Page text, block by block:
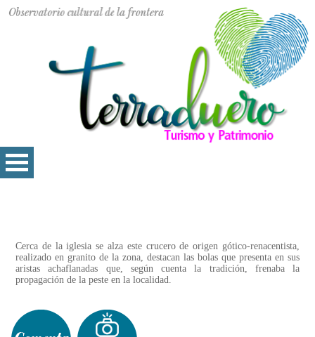
Cerca de la iglesia se alza este crucero de origen gótico-renacentista,
realizado en granito de la zona, destacan las bolas que presenta en sus
aristas achaflanadas que, según cuenta la tradición, frenaba la
propagación de la peste en la localidad.